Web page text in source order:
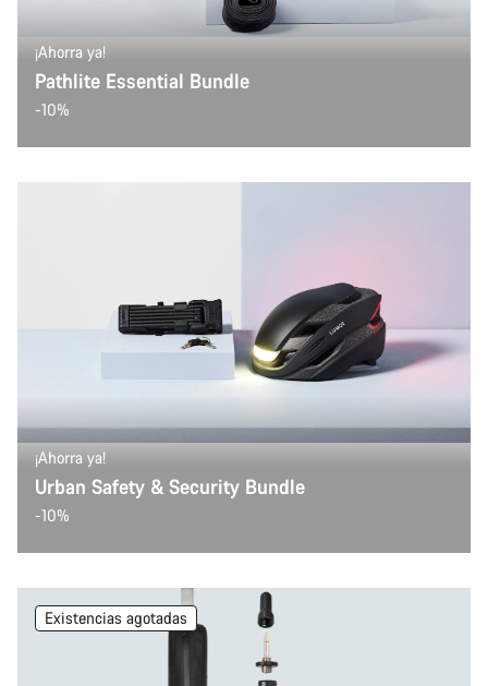
¡Ahorra ya!
Pathlite Essential Bundle
-10%
¡Ahorra ya!
Urban Safety & Security Bundle
-10%
Existencias agotadas